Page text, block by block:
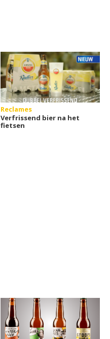
Reclames
Verfrissend bier na het
fietsen